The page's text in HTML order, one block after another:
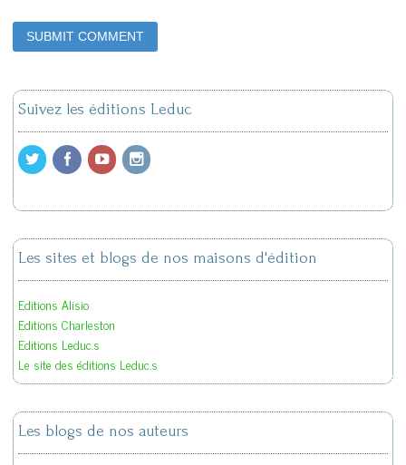
Suivez les éditions Leduc
Les sites et blogs de nos maisons d'édition
Editions Alisio
Editions Charleston
Editions Leduc.s
Le site des éditions Leduc.s
Les blogs de nos auteurs